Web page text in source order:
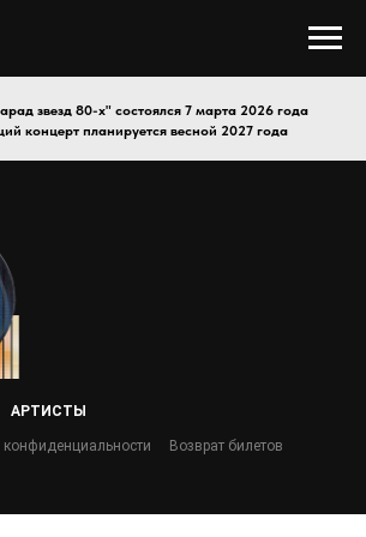
звезд 80-х" состоялся 7 марта 2026 года
концерт планируется весной 2027 года
АРТИСТЫ
конфиденциальности Возврат билетов